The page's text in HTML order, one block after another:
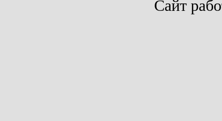
Сайт